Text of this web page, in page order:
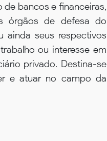
bancos e financeiras,
órgãos de defesa do
ainda seus respectivos
ou interesse em
privado. Destina-se
e atuar no campo da